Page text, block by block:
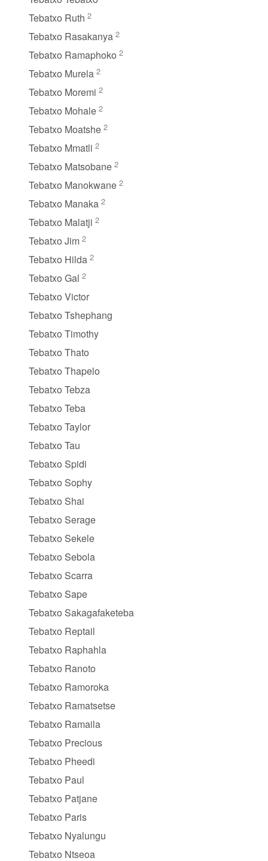
Tebatxo Ruth 2
Tebatxo Rasakanya 2
Tebatxo Ramaphoko 2
Tebatxo Murela 2
Tebatxo Moremi 2
Tebatxo Mohale 2
Tebatxo Moatshe 2
Tebatxo Mmatli 2
Tebatxo Matsobane 2
Tebatxo Manokwane 2
Tebatxo Manaka 2
Tebatxo Malatji 2
Tebatxo Jim 2
Tebatxo Hilda 2
Tebatxo Gal 2
Tebatxo Victor
Tebatxo Tshephang
Tebatxo Timothy
Tebatxo Thato
Tebatxo Thapelo
Tebatxo Tebza
Tebatxo Teba
Tebatxo Taylor
Tebatxo Tau
Tebatxo Spidi
Tebatxo Sophy
Tebatxo Shai
Tebatxo Serage
Tebatxo Sekele
Tebatxo Sebola
Tebatxo Scarra
Tebatxo Sape
Tebatxo Sakagafaketeba
Tebatxo Reptail
Tebatxo Raphahla
Tebatxo Ranoto
Tebatxo Ramoroka
Tebatxo Ramatsetse
Tebatxo Ramaila
Tebatxo Precious
Tebatxo Pheedi
Tebatxo Paul
Tebatxo Patjane
Tebatxo Paris
Tebatxo Nyalungu
Tebatxo Ntseoa